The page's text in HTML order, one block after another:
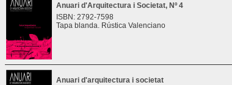
Anuari d'Arquitectura i Societat, Nº 4
ISBN: 2792-7598
Tapa blanda. Rústica Valenciano
Anuari d'arquitectura i societat